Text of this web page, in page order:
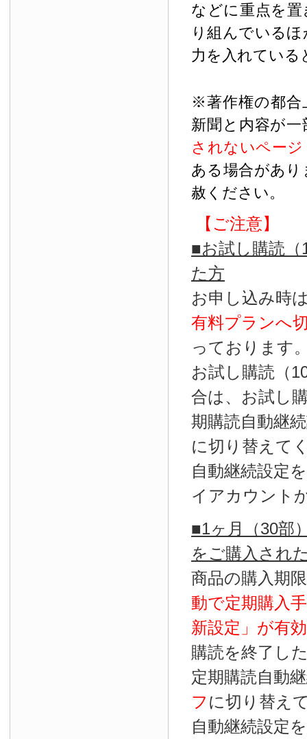
などに重点を
り組んでいる
力を入れている
※著作権の都合
新聞と内容が
されないペー
ある場合があ
赦ください。
【ご注意】
■お試し購読
た方
お申し込み時
有料プランへ
っております
お試し購読（
合は、お試し
期購読自動継
に切り替えて
自動継続設定
イアカウント
■1ヶ月（30部
をご購入され
商品の購入期
動で定期購入
新設定」が有効
購読を終了し
定期購読自動
フ に切り替え
自動継続設定